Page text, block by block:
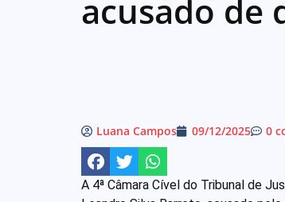
acusado de
Luana Campos 09/12/2025 0
A 4ª Câmara Cível do Tribunal de